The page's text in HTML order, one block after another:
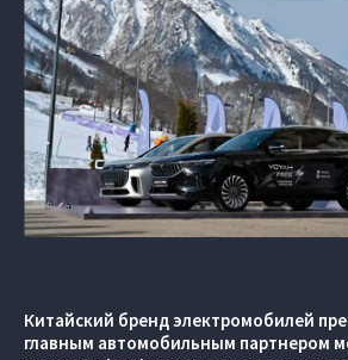
Китайский бренд электромобилей
главным автомобильным партнером